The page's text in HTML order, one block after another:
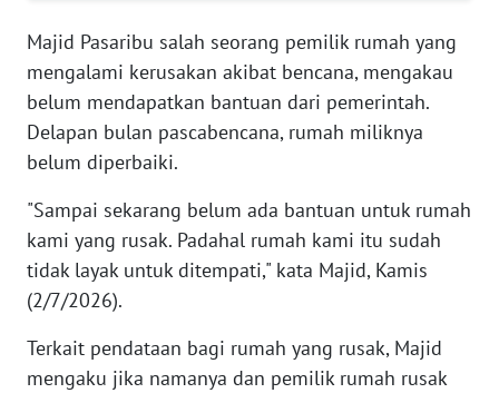
Majid Pasaribu salah seorang pemilik rumah yang
mengalami kerusakan akibat bencana, mengakau
belum mendapatkan bantuan dari pemerintah.
Delapan bulan pascabencana, rumah miliknya
belum diperbaiki.
"Sampai sekarang belum ada bantuan untuk rumah
kami yang rusak. Padahal rumah kami itu sudah
tidak layak untuk ditempati," kata Majid, Kamis
(2/7/2026).
Terkait pendataan bagi rumah yang rusak, Majid
mengaku jika namanya dan pemilik rumah rusak
RIAU
WN
WN
SULTRA
WN